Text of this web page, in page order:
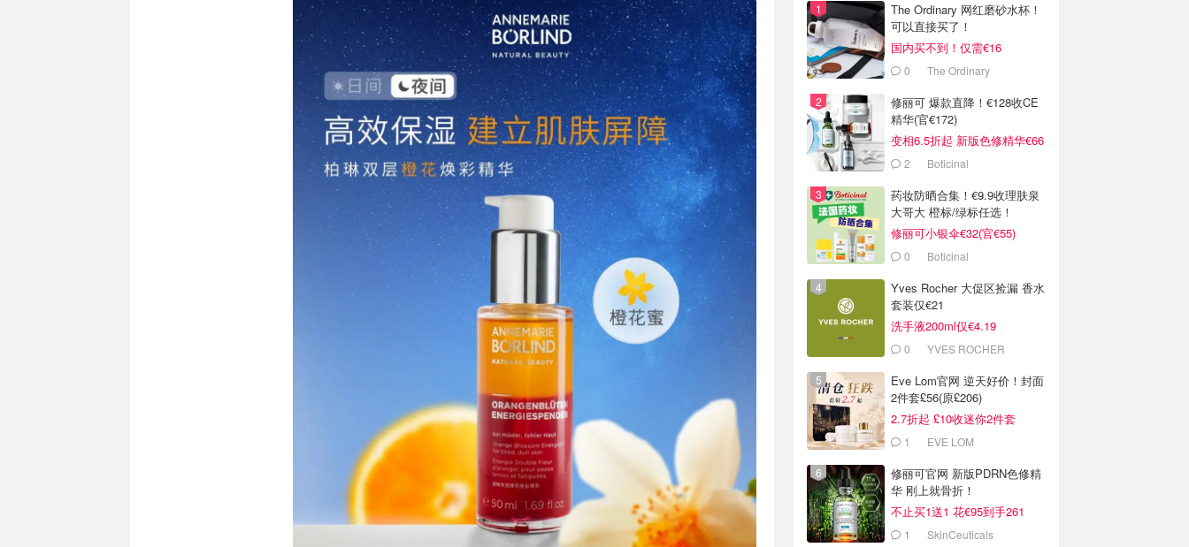
The Ordinary 网红磨砂水杯！
可以直接买了！
国内买不到！仅需€16
0 The Ordinary
修丽可 爆款直降！€128收CE
精华(官€172)
变相6.5折起 新版色修精华€66
2 Boticinal
药妆防晒合集！€9.9收理肤泉
大哥大 橙标/绿标任选！
修丽可小银伞€32(官€55)
0 Boticinal
Yves Rocher 大促区捡漏 香水
套装仅€21
洗手液200ml仅€4.19
0 YVES ROCHER
Eve Lom官网 逆天好价！封面
2件套£56(原£206)
2.7折起 £10收迷你2件套
1 EVE LOM
修丽可官网 新版PDRN色修精
华 刚上就骨折！
不止买1送1 花€95到手261
1 SkinCeuticals